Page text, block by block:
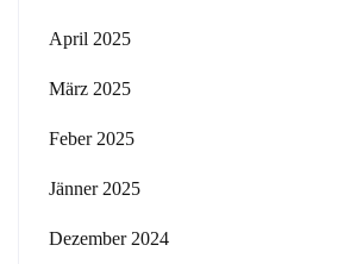
April 2025
März 2025
Feber 2025
Jänner 2025
Dezember 2024